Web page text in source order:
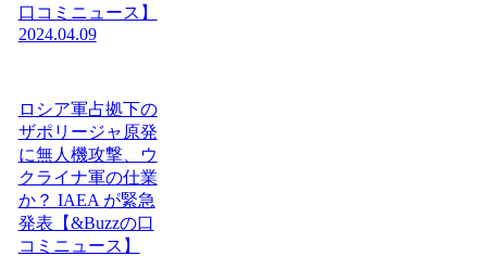
口コミニュース】
2024.04.09
ロシア軍占拠下の
ザポリージャ原発
に無人機攻撃、ウ
クライナ軍の仕業
か？ IAEA が緊急
発表【&Buzzの口
コミニュース】